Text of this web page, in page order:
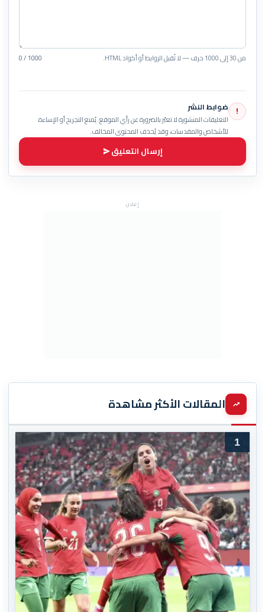
من 30 إلى 1000 حرف — لا تُقبل الروابط أو أكواد HTML. 0 / 1000
! ضوابط النشر
التعليقات المنشورة لا تعبّر بالضرورة عن رأي الموقع. يُمنع التجريح أو الإساءة
للأشخاص والمقدسات، وقد يُحذف المحتوى المخالف.
إرسال التعليق
إعلان
المقالات الأكثر مشاهدة
1